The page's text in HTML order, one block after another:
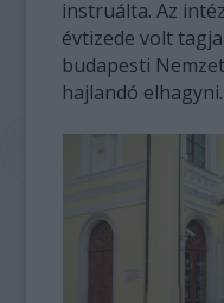
instruálta. Az
évtizede volt
budapesti
hajlandó elhagyni.